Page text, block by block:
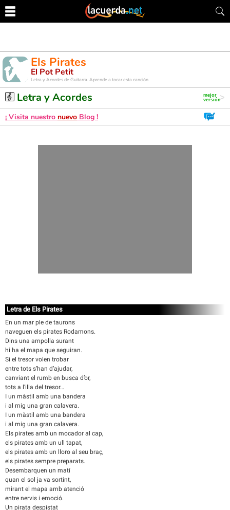
Els Pirates
El Pot Petit
Letra y Acordes de Guitarra. Aprende a tocar esta canción
Letra y Acordes
¡ Visita nuestro nuevo Blog !
Letra de Els Pirates
En un mar ple de taurons
naveguen els pirates Rodamons.
Dins una ampolla surant
hi ha el mapa que seguiran.
Si el tresor volen trobar
entre tots s’han d’ajudar,
canviant el rumb en busca d’or,
tots a l’illa del tresor…
I un màstil amb una bandera
i al mig una gran calavera.
I un màstil amb una bandera
i al mig una gran calavera.
Els pirates amb un mocador al cap,
els pirates amb un ull tapat,
els pirates amb un lloro al seu braç,
els pirates sempre preparats.
Desembarquen un matí
quan el sol ja va sortint,
mirant el mapa amb atenció
entre nervis i emoció.
Un pirata despistat